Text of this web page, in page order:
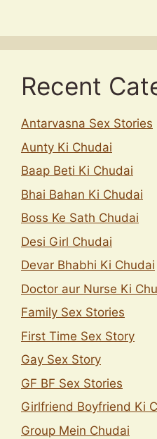
Recent
Antarvasna Sex Stories
Aunty Ki Chudai
Baap Beti Ki Chudai
Bhai Bahan Ki Chudai
Boss Ke Sath Chudai
Desi Girl Chudai
Devar Bhabhi Ki Chudai
Doctor aur Nurse Ki
Family Sex Stories
First Time Sex Story
Gay Sex Story
GF BF Sex Stories
Girlfriend Boyfriend Ki
Group Mein Chudai